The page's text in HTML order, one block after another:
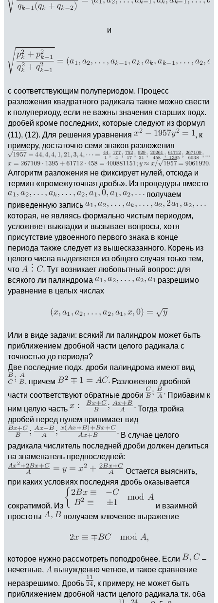
и
с соответствующим полупериодом. Процесс
разложения квадратного радикала также можно cвести
к полупериоду, если не важны значения старших подх.
дробей кроме последних, которые следуют из формул
(11), (12). Для решения уравнения
, к
примеру, достаточно семи знаков разложения
Алгоритм разложения не фиксирует нулей, отсюда и
термин «промежуточная дробь». Из процедуры вместо
получаем
приведенную запись
которая, не являясь формально чистым периодом,
усложняет выкладки и вызывает вопросы, хотя
присутствие удвоенного первого знака в конце
периода также следует из вышесказанного. Корень из
целого числа выделяется из общего случая тоько тем,
что
Тут возникает любопытный вопрос: для
всякого ли палиндрома
разрешимо
уравнение в целых числах
Или в виде задачи: всякий ли палиндром может быть
приближением дробной части целого радикала с
точностью до периода?
Две последние подх. дроби палиндрома имеют вид
, причем
Разложению дробной
части соответствуют обратные дроби
Прибавим к
ним целую часть
Тогда тройка
дробей перед нулем принимает вид
В случае целого
радикала числитель последней дроби должен делиться
на знаменатель предпоследней:
Остается выяснить,
при каких условиях последняя дробь оказывается
сократимой. Из
и взаимной
простоты
получаем ключевое выражение
которое нужно рассмотреть поподробнее. Если
–
нечетные,
вынужденно четное, и такое сравнение
неразрешимо. Дробь
, к примеру, не может быть
приближением дробной части целого радикала т.к. оба